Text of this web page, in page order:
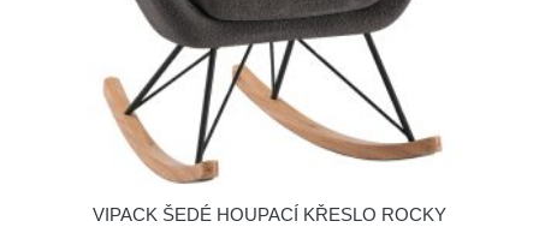
VIPACK ŠEDÉ HOUPACÍ KŘESLO ROCKY